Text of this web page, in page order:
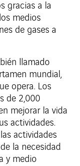
gracias a la
medios
de gases a
llamado
mundial,
opera. Los
de 2,000
mejorar la vida
actividades.
actividades
la necesidad
y medio